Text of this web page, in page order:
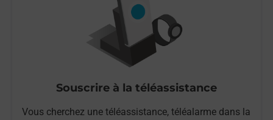
Souscrire à la téléassistance
Vous cherchez une téléassistance, téléalarme dans la